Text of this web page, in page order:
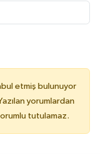
etmiş bulunuyor
yorumlardan
tutulamaz.